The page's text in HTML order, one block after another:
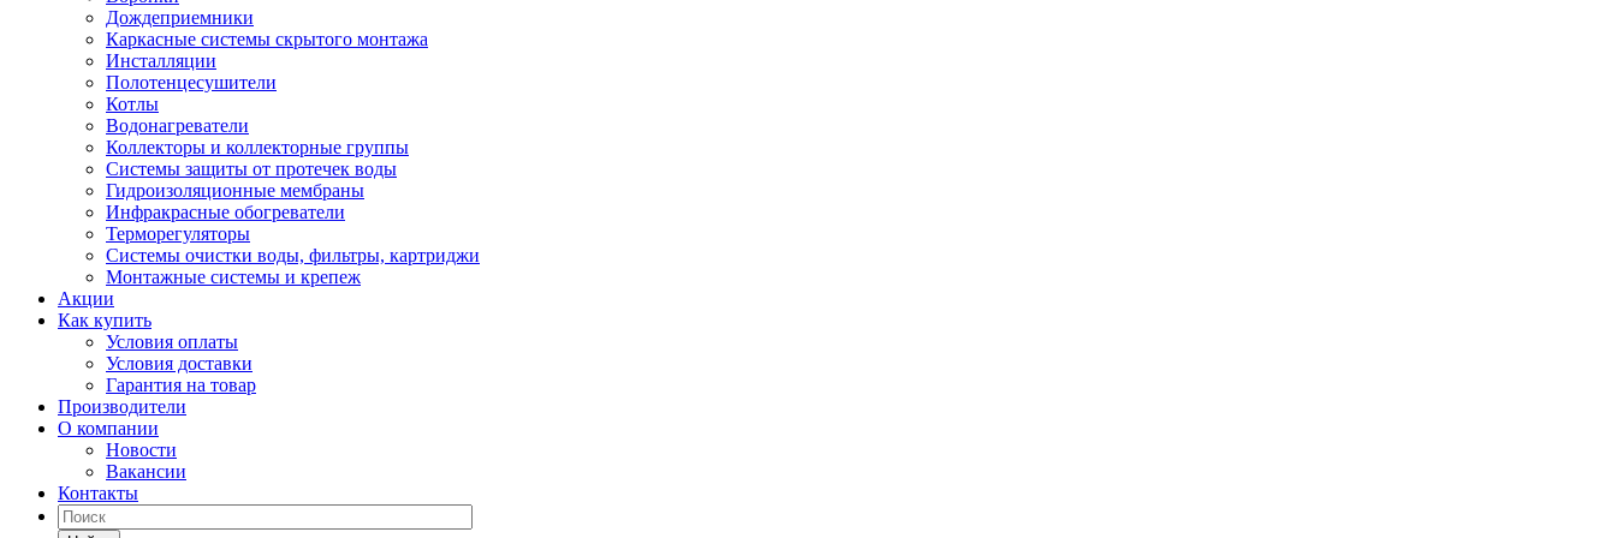
Дождеприемники
Каркасные системы скрытого монтажа
Инсталляции
Полотенцесушители
Котлы
Водонагреватели
Коллекторы и коллекторные группы
Системы защиты от протечек воды
Гидроизоляционные мембраны
Инфракрасные обогреватели
Терморегуляторы
Системы очистки воды, фильтры, картриджи
Монтажные системы и крепеж
Акции
Как купить
Условия оплаты
Условия доставки
Гарантия на товар
Производители
О компании
Новости
Вакансии
Контакты